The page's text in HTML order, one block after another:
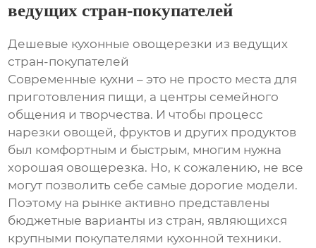
ведущих стран-покупателей
Дешевые кухонные овощерезки из ведущих
стран-покупателей
Современные кухни – это не просто места для
приготовления пищи, а центры семейного
общения и творчества. И чтобы процесс
нарезки овощей, фруктов и других продуктов
был комфортным и быстрым, многим нужна
хорошая овощерезка. Но, к сожалению, не все
могут позволить себе самые дорогие модели.
Поэтому на рынке активно представлены
бюджетные варианты из стран, являющихся
крупными покупателями кухонной техники.